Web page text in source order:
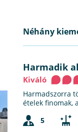
Néhány
Harmadik
Kiváló
Harmadszorra
ételek finomak,
5